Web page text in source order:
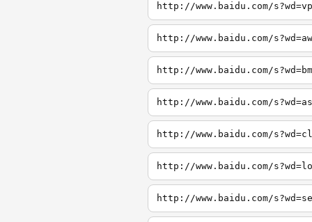
http://www.baidu.com/
http://www.baidu.com/
http://www.baidu.com/
http://www.baidu.com/
http://www.baidu.com/
http://www.baidu.com/
http://www.baidu.com/